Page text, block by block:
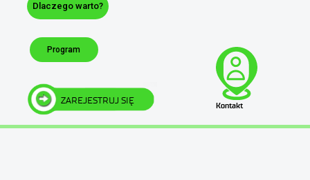
Program
Dlaczego warto?
Kontakt
ZAREJESTRUJ SIĘ